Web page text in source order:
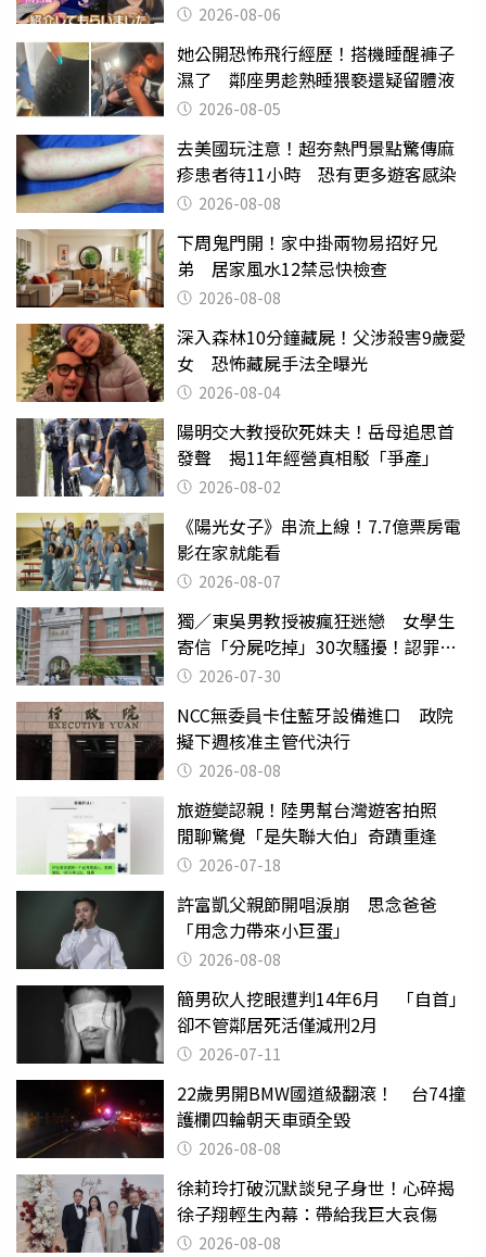
2026-08-06
她公開恐怖飛行經歷！搭機睡醒褲子
濕了 鄰座男趁熟睡猥褻還疑留體液
2026-08-05
去美國玩注意！超夯熱門景點驚傳麻
疹患者待11小時 恐有更多遊客感染
2026-08-08
下周鬼門開！家中掛兩物易招好兄
弟 居家風水12禁忌快檢查
2026-08-08
深入森林10分鐘藏屍！父涉殺害9歲愛
女 恐怖藏屍手法全曝光
2026-08-04
陽明交大教授砍死妹夫！岳母追思首
發聲 揭11年經營真相駁「爭產」
2026-08-02
《陽光女子》串流上線！7.7億票房電
影在家就能看
2026-08-07
獨／東吳男教授被瘋狂迷戀 女學生
寄信「分屍吃掉」30次騷擾！認罪免
關 2026-07-30
NCC無委員卡住藍牙設備進口 政院
擬下週核准主管代決行
2026-08-08
旅遊變認親！陸男幫台灣遊客拍照
閒聊驚覺「是失聯大伯」奇蹟重逢
2026-07-18
許富凱父親節開唱淚崩 思念爸爸
「用念力帶來小巨蛋」
2026-08-08
簡男砍人挖眼遭判14年6月 「自首」
卻不管鄰居死活僅減刑2月
2026-07-11
22歲男開BMW國道級翻滾！ 台74撞
護欄四輪朝天車頭全毀
2026-08-08
徐莉玲打破沉默談兒子身世！心碎揭
徐子翔輕生內幕：帶給我巨大哀傷
2026-08-08